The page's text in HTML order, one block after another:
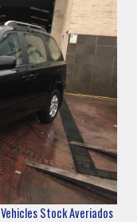
Vehicles Stock Averiados